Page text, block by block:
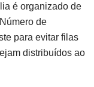
é organizado de
de
para evitar filas
distribuídos ao